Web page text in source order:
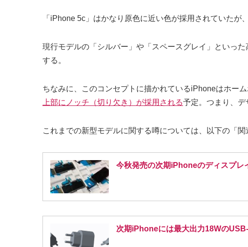
「iPhone 5c」はかなり原色に近い色が採用されていた
現行モデルの「シルバー」や「スペースグレイ」といっ
する。
ちなみに、このコンセプトに描かれているiPhoneはホー
上部にノッチ（切り欠き）が採用される予定。つまり、デ
これまでの新型モデルに関する噂については、以下の「
今秋発売の次期iPhoneのディスプレ
次期iPhoneには最大出力18Wの